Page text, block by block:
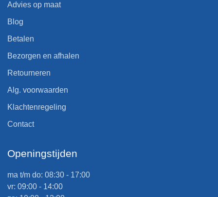
Advies op maat
Blog
Betalen
Bezorgen en afhalen
Retourneren
Alg. voorwaarden
Klachtenregeling
Contact
Openingstijden
ma t/m do: 08:30 - 17:00
vr: 09:00 - 14:00